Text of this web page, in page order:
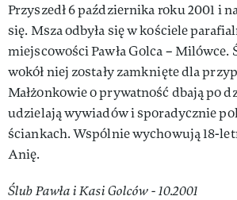
Przyszedł 6 października roku 2001 i
się. Msza odbyła się w kościele
miejscowości Pawła Golca – Milówce.
wokół niej zostały zamknięte dla
Małżonkowie o prywatność dbają po
udzielają wywiadów i sporadycznie
ściankach. Wspólnie wychowują 18-
Anię.
Ślub Pawła i Kasi Golców - 10.2001